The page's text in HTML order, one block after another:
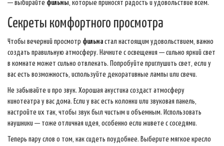
— выбирайте фильмы, которые приносят радость и удовольствие всем.
Секреты комфортного просмотра
Чтобы вечерний просмотр фильма стал настоящим удовольствием, важно
создать правильную атмосферу. Начните с освещения — сильно яркий свет
в комнате может сильно отвлекать. Попробуйте приглушить свет, если у
вас есть возможность, используйте декоративные лампы или свечи.
Не забывайте и про звук. Хорошая акустика создаст атмосферу
кинотеатра у вас дома. Если у вас есть колонки или звуковая панель,
настройте их так, чтобы звук был чистым и объемным. Использовать
наушники — тоже отличная идея, особенно если живете с соседями.
Теперь пару слов о том, как сидеть поудобнее. Выберите мягкое кресло